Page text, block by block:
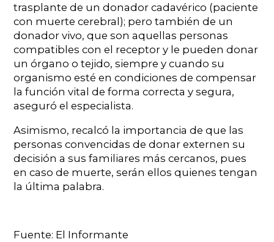
trasplante de un donador cadavérico (paciente
con muerte cerebral); pero también de un
donador vivo, que son aquellas personas
compatibles con el receptor y le pueden donar
un órgano o tejido, siempre y cuando su
organismo esté en condiciones de compensar
la función vital de forma correcta y segura,
aseguró el especialista.
Asimismo, recalcó la importancia de que las
personas convencidas de donar externen su
decisión a sus familiares más cercanos, pues
en caso de muerte, serán ellos quienes tengan
la última palabra.
Fuente: El Informante